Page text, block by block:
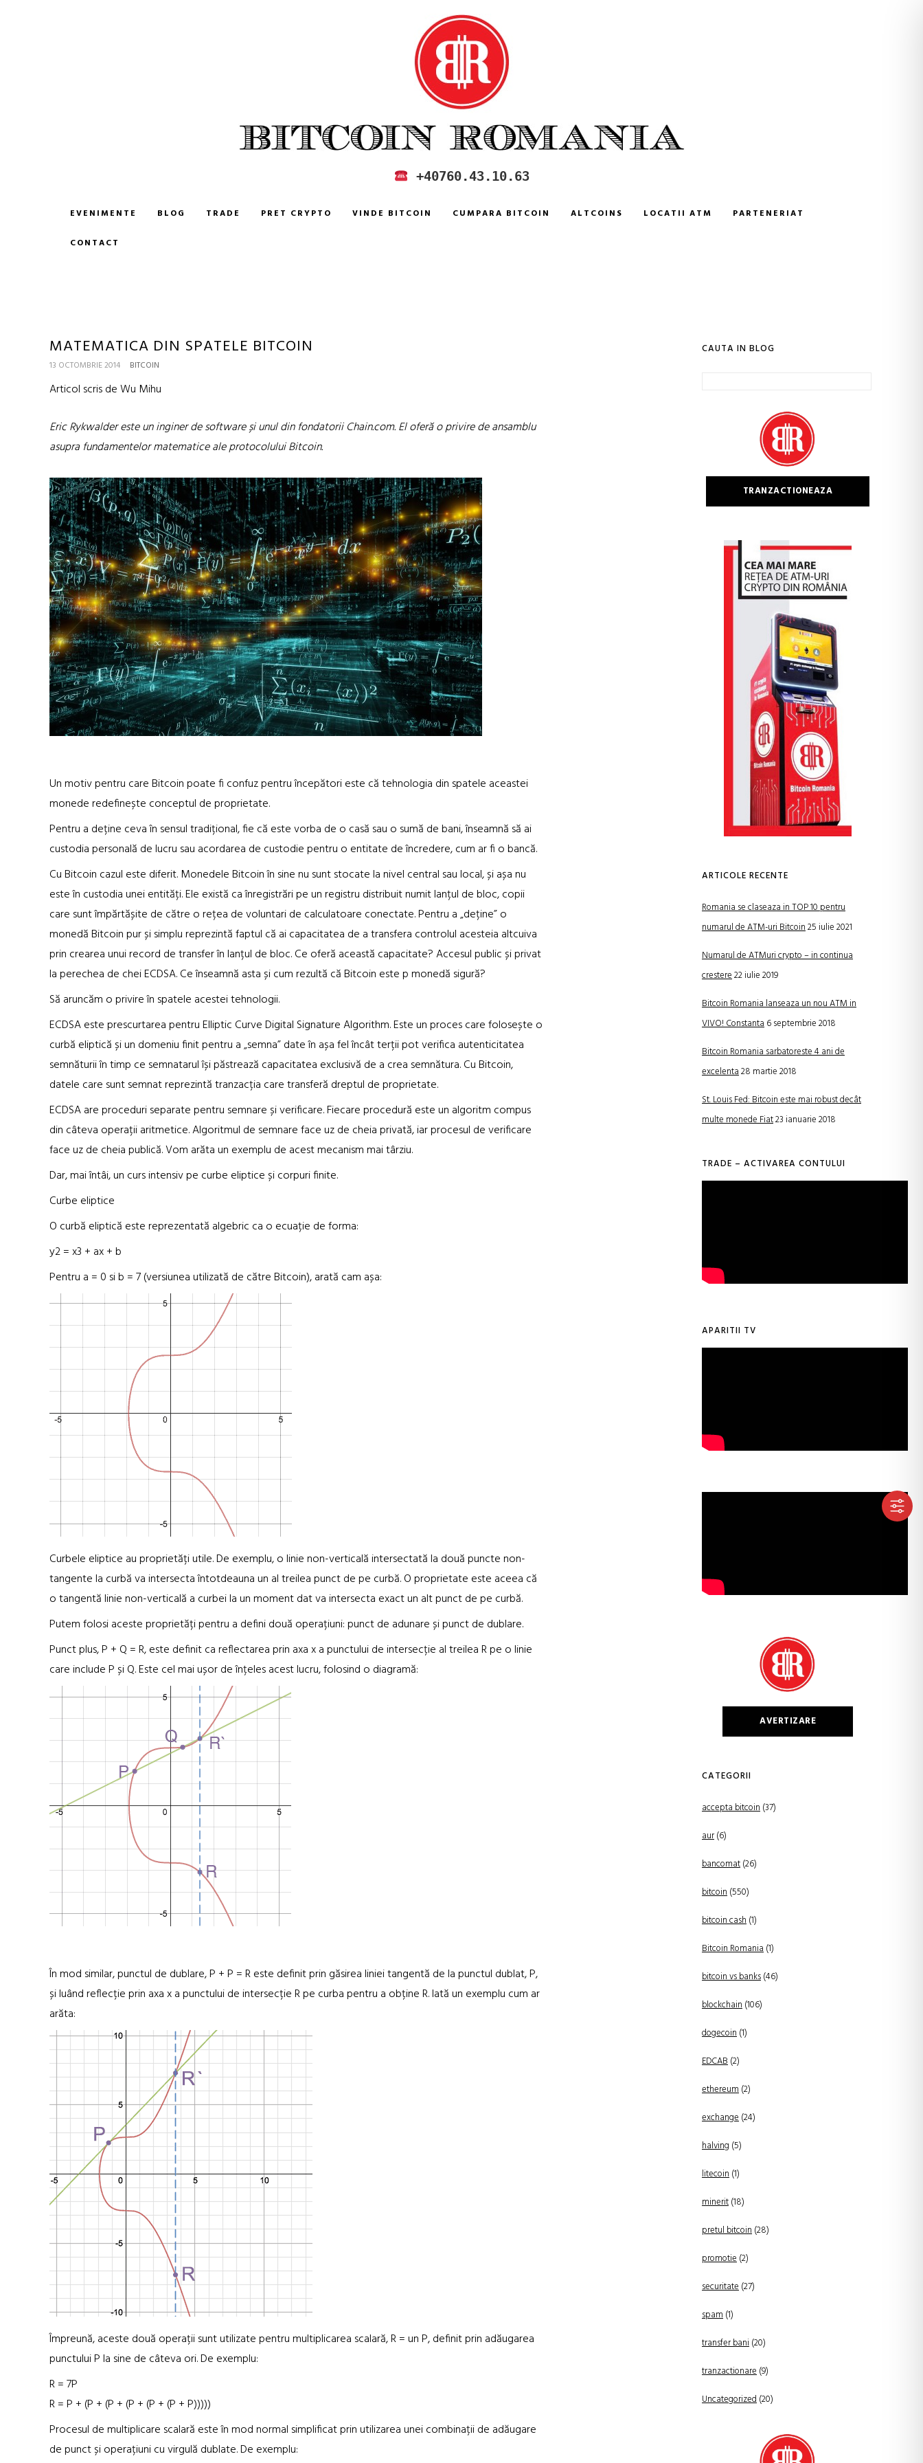
CUMPARA SI VINDE BITCOIN IN ROMANIA +40760.43.10.63
EVENIMENTE BLOG TRADE PRET CRYPTO VINDE BITCOIN CUMPARA BITCOIN ALTCOINS LOCATII ATM PARTENERIAT
CONTACT
MATEMATICA DIN SPATELE BITCOIN
13 OCTOMBRIE 2014 BITCOIN
Articol scris de Wu Mihu
Eric Rykwalder este un inginer de software și unul din fondatorii Chain.com. El oferă o privire de ansamblu
asupra fundamentelor matematice ale protocolului Bitcoin.
Un motiv pentru care Bitcoin poate fi confuz pentru începători este că tehnologia din spatele aceastei
monede redefinește conceptul de proprietate.
Pentru a deține ceva în sensul tradițional, fie că este vorba de o casă sau o sumă de bani, înseamnă să ai
custodia personală de lucru sau acordarea de custodie pentru o entitate de încredere, cum ar fi o bancă.
Cu Bitcoin cazul este diferit. Monedele Bitcoin în sine nu sunt stocate la nivel central sau local, și așa nu
este în custodia unei entități. Ele există ca înregistrări pe un registru distribuit numit lanțul de bloc, copii
care sunt împărtășite de către o rețea de voluntari de calculatoare conectate. Pentru a „deține” o
monedă Bitcoin pur și simplu reprezintă faptul că ai capacitatea de a transfera controlul acesteia altcuiva
prin crearea unui record de transfer în lanțul de bloc. Ce oferă această capacitate? Accesul public și privat
la perechea de chei ECDSA. Ce înseamnă asta și cum rezultă că Bitcoin este p monedă sigură?
Să aruncăm o privire în spatele acestei tehnologii.
ECDSA este prescurtarea pentru Elliptic Curve Digital Signature Algorithm. Este un proces care folosește o
curbă eliptică și un domeniu finit pentru a „semna” date în așa fel încât terții pot verifica autenticitatea
semnăturii în timp ce semnatarul își păstrează capacitatea exclusivă de a crea semnătura. Cu Bitcoin,
datele care sunt semnat reprezintă tranzacția care transferă dreptul de proprietate.
ECDSA are proceduri separate pentru semnare și verificare. Fiecare procedură este un algoritm compus
din câteva operații aritmetice. Algoritmul de semnare face uz de cheia privată, iar procesul de verificare
face uz de cheia publică. Vom arăta un exemplu de acest mecanism mai târziu.
Dar, mai întâi, un curs intensiv pe curbe eliptice și corpuri finite.
Curbe eliptice
O curbă eliptică este reprezentată algebric ca o ecuație de forma:
y2 = x3 + ax + b
Pentru a = 0 si b = 7 (versiunea utilizată de către Bitcoin), arată cam așa:
Curbele eliptice au proprietăți utile. De exemplu, o linie non-verticală intersectată la două puncte non-
tangente la curbă va intersecta întotdeauna un al treilea punct de pe curbă. O proprietate este aceea că
o tangentă linie non-verticală a curbei la un moment dat va intersecta exact un alt punct de pe curbă.
Putem folosi aceste proprietăți pentru a defini două operațiuni: punct de adunare și punct de dublare.
Punct plus, P + Q = R, este definit ca reflectarea prin axa x a punctului de intersecție al treilea R pe o linie
care include P și Q. Este cel mai ușor de înțeles acest lucru, folosind o diagramă:
În mod similar, punctul de dublare, P + P = R este definit prin găsirea liniei tangentă de la punctul dublat, P,
și luând reflecție prin axa x a punctului de intersecție R pe curba pentru a obține R. Iată un exemplu cum ar
arăta:
Împreună, aceste două operații sunt utilizate pentru multiplicarea scalară, R = un P, definit prin adăugarea
punctului P la sine de câteva ori. De exemplu:
R = 7P
R = P + (P + (P + (P + (P + (P + P)))))
Procesul de multiplicare scalară este în mod normal simplificat prin utilizarea unei combinații de adăugare
de punct și operațiuni cu virgulă dublate. De exemplu:
CAUTA IN BLOG
TRANZACTIONEAZA
ARTICOLE RECENTE
Romania se claseaza in TOP 10 pentru
numarul de ATM-uri Bitcoin25 iulie 2021
Numarul de ATMuri crypto – in continua
crestere22 iulie 2019
Bitcoin Romania lanseaza un nou ATM in
VIVO! Constanta6 septembrie 2018
Bitcoin Romania sarbatoreste 4 ani de
excelenta28 martie 2018
St. Louis Fed: Bitcoin este mai robust decât
multe monede Fiat23 ianuarie 2018
TRADE – ACTIVAREA CONTULUI
APARITII TV
AVERTIZARE
CATEGORII
accepta bitcoin(37)
aur(6)
bancomat(26)
bitcoin(550)
bitcoin cash(1)
Bitcoin Romania(1)
bitcoin vs banks(46)
blockchain(106)
dogecoin(1)
EDCAB(2)
ethereum(2)
exchange(24)
halving (5)
litecoin(1)
minerit(18)
pretul bitcoin(28)
promotie(2)
securitate(27)
spam(1)
transfer bani(20)
tranzactionare(9)
Uncategorized(20)